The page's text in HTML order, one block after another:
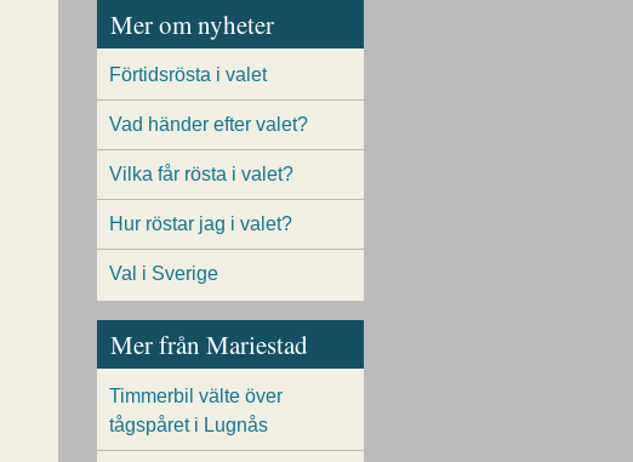
Mer om nyheter
Förtidsrösta i valet
Vad händer efter valet?
Vilka får rösta i valet?
Hur röstar jag i valet?
Val i Sverige
Mer från Mariestad
Timmerbil välte över
tågspåret i Lugnås